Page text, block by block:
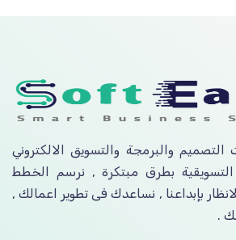
والبرمجة والتسويق الالكتروني
بطرق مبتكرة , نرسم الخطط
بإبداعنا , نساعدك فى تطوير اعمالك ,
.